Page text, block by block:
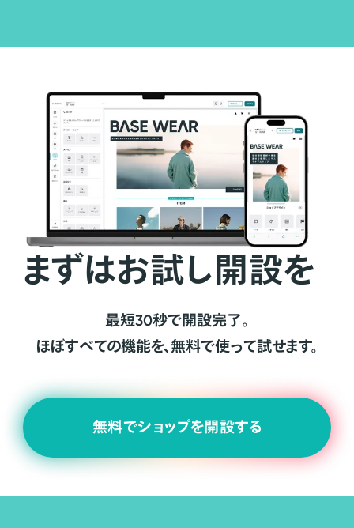
まずはお試し開設を
最短30秒で開設完了。
ほぼすべての機能を、無料で使って試せます。
無料でショップを開設する